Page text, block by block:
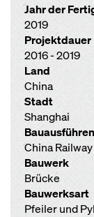
Jahr der
2019
Projektdauer
2016 - 2019
Land
China
Stadt
Shanghai
China
Bauwerk
Brücke
Bauwerksart
Pfeiler und